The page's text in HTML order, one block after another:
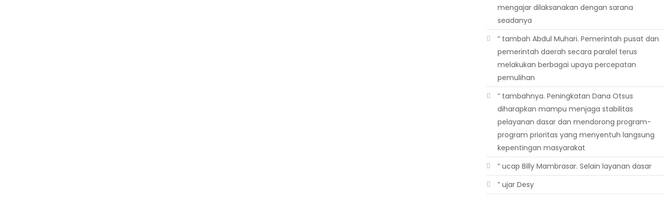
mengajar dilaksanakan dengan sarana
seadanya
” tambah Abdul Muhari. Pemerintah pusat dan
pemerintah daerah secara paralel terus
melakukan berbagai upaya percepatan
pemulihan
” tambahnya. Peningkatan Dana Otsus
diharapkan mampu menjaga stabilitas
pelayanan dasar dan mendorong program-
program prioritas yang menyentuh langsung
kepentingan masyarakat
” ucap Billy Mambrasar. Selain layanan dasar
” ujar Desy